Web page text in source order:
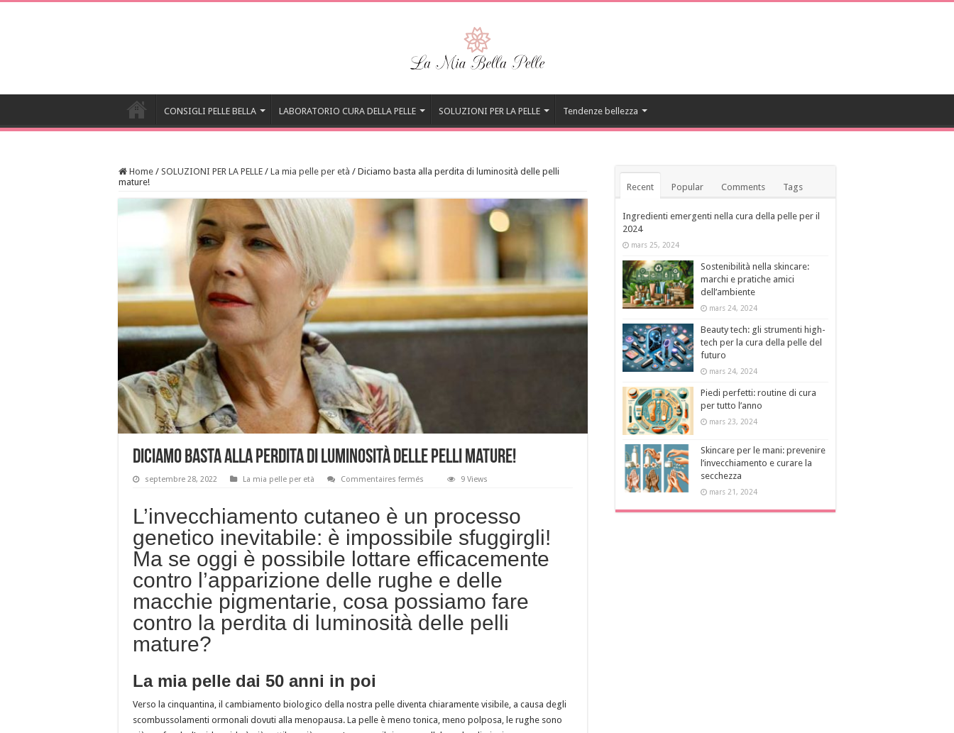
CONSIGLI PELLE BELLA LABORATORIO CURA DELLA PELLE SOLUZIONI PER LA PELLE Tendenze bellezza
Home / SOLUZIONI PER LA PELLE / La mia pelle per età / Diciamo basta alla perdita di luminosità delle pelli
mature!
Diciamo basta alla perdita di luminosità delle pelli mature!
septembre 28, 2022 La mia pelle per età Commentaires fermés
perdita
di
luminosità
delle
pelli
mature!
9 Views
L’invecchiamento cutaneo è un processo
genetico inevitabile: è impossibile sfuggirgli!
Ma se oggi è possibile lottare efficacemente
contro l’apparizione delle rughe e delle
macchie pigmentarie, cosa possiamo fare
contro la perdita di luminosità delle pelli
mature?
La mia pelle dai 50 anni in poi
Verso la cinquantina, il cambiamento biologico della nostra pelle diventa chiaramente visibile, a causa degli
scombussolamenti ormonali dovuti alla menopausa. La pelle è meno tonica, meno polposa, le rughe sono
Recent Popular Comments Tags
Ingredienti emergenti nella cura della pelle per il
2024
mars 25, 2024
Sostenibilità nella skincare:
marchi e pratiche amici
dell’ambiente
mars 24, 2024
Beauty tech: gli strumenti high-
tech per la cura della pelle del
futuro
mars 24, 2024
Piedi perfetti: routine di cura
per tutto l’anno
mars 23, 2024
Skincare per le mani: prevenire
l’invecchiamento e curare la
secchezza
mars 21, 2024